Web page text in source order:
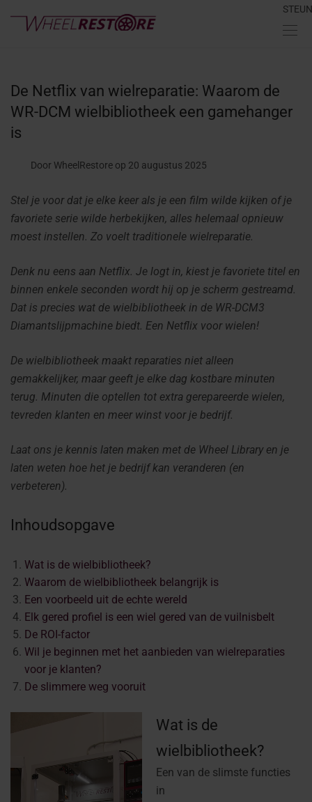
STEUN
De Netflix van wielreparatie: Waarom de
WR-DCM wielbibliotheek een gamehanger
is
Door WheelRestore op 20 augustus 2025
Stel je voor dat je elke keer als je een film wilde kijken of je
favoriete serie wilde herbekijken, alles helemaal opnieuw
moest instellen. Zo voelt traditionele wielreparatie.
Denk nu eens aan Netflix. Je logt in, kiest je favoriete titel en
binnen enkele seconden wordt hij op je scherm gestreamd.
Dat is precies wat de wielbibliotheek in de WR-DCM3
Diamantslijpmachine biedt. Een Netflix voor wielen!
De wielbibliotheek maakt reparaties niet alleen
gemakkelijker, maar geeft je elke dag kostbare minuten
terug. Minuten die optellen tot extra gerepareerde wielen,
tevreden klanten en meer winst voor je bedrijf.
Laat ons je kennis laten maken met de Wheel Library en je
laten weten hoe het je bedrijf kan veranderen (en
verbeteren).
Inhoudsopgave
Wat is de wielbibliotheek?
Waarom de wielbibliotheek belangrijk is
Een voorbeeld uit de echte wereld
Elk gered profiel is een wiel gered van de vuilnisbelt
De ROI-factor
Wil je beginnen met het aanbieden van wielreparaties
voor je klanten?
De slimmere weg vooruit
Wat is de
wielbibliotheek?
Een van de slimste functies
in